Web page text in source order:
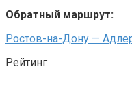
Обратный маршрут:
Ростов-на-Дону —
Рейтинг